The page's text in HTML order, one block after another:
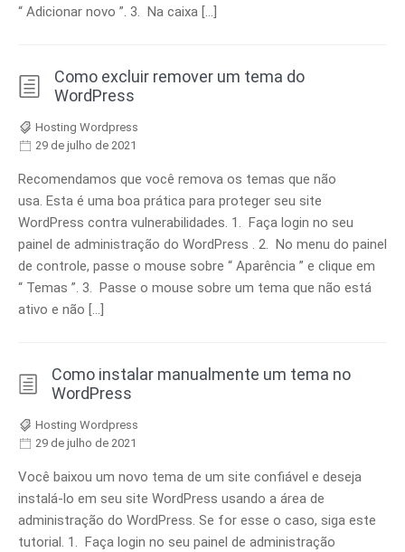
“ Adicionar novo ”. 3. Na caixa […]
Como excluir remover um tema do
WordPress
Hosting Wordpress
29 de julho de 2021
Recomendamos que você remova os temas que não
usa. Esta é uma boa prática para proteger seu site
WordPress contra vulnerabilidades. 1. Faça login no seu
painel de administração do WordPress . 2. No menu do painel
de controle, passe o mouse sobre “ Aparência ” e clique em
“ Temas ”. 3. Passe o mouse sobre um tema que não está
ativo e não […]
Como instalar manualmente um tema no
WordPress
Hosting Wordpress
29 de julho de 2021
Você baixou um novo tema de um site confiável e deseja
instalá-lo em seu site WordPress usando a área de
administração do WordPress. Se for esse o caso, siga este
tutorial. 1. Faça login no seu painel de administração